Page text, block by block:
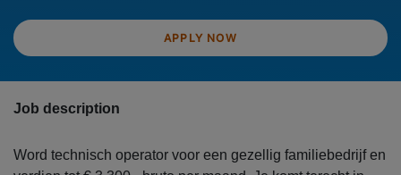
APPLY NOW
Job description
Word technisch operator voor een gezellig familiebedrijf en